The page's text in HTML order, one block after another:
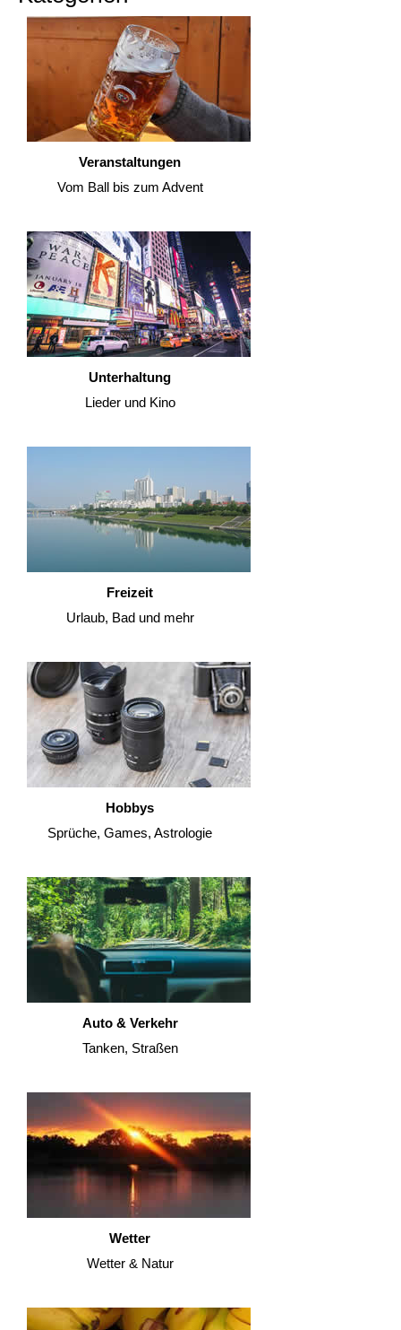
Veranstaltungen
Vom Ball bis zum Advent
Unterhaltung
Lieder und Kino
Freizeit
Urlaub, Bad und mehr
Hobbys
Sprüche, Games, Astrologie
Auto & Verkehr
Tanken, Straßen
Wetter
Wetter & Natur